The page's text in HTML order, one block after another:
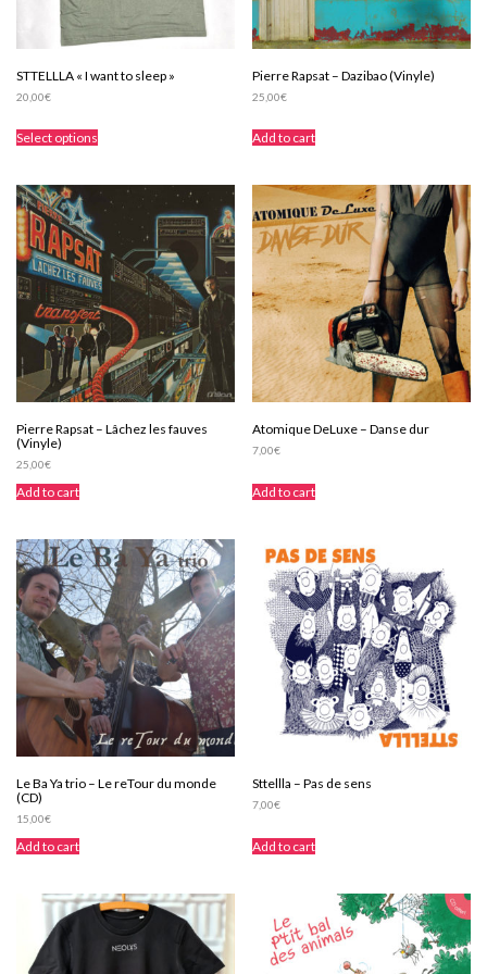
STTELLLA « I want to sleep »
20,00€
Select options
multiple
variants.
options
may
be
chosen
on
the
product
page
Pierre Rapsat – Dazibao (Vinyle)
25,00€
Add to cart
Pierre Rapsat – Lâchez les fauves
(Vinyle)
25,00€
Add to cart
Atomique DeLuxe – Danse dur
7,00€
Add to cart
Le Ba Ya trio – Le reTour du monde
(CD)
15,00€
Add to cart
Sttellla – Pas de sens
7,00€
Add to cart